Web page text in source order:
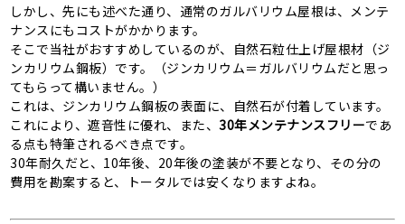
しかし、先にも述べた通り、通常のガルバリウム屋根は、メンテ
ナンスにもコストがかかります。
そこで当社がおすすめしているのが、自然石粒仕上げ屋根材（ジ
ンカリウム鋼板）です。（ジンカリウム＝ガルバリウムだと思っ
てもらって構いません。）
これは、ジンカリウム鋼板の表面に、自然石が付着しています。
これにより、遮音性に優れ、また、30年メンテナンスフリーであ
る点も特筆されるべき点です。
30年耐久だと、10年後、20年後の塗装が不要となり、その分の
費用を勘案すると、トータルでは安くなりますよね。